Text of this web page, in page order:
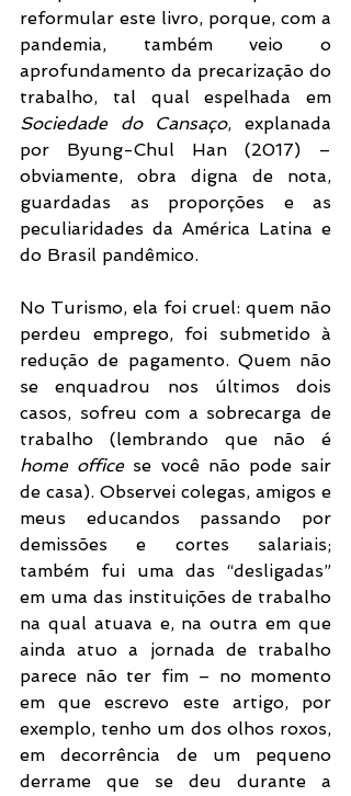
reformular este livro, porque, com a
pandemia, também veio o
aprofundamento da precarização do
Sociedade do Cansaço, explanada
por Byung-Chul Han (2017) –
obviamente, obra digna de nota,
guardadas as proporções e as
peculiaridades da América Latina e
do Brasil pandêmico.
No Turismo, ela foi cruel: quem não
perdeu emprego, foi submetido à
redução de pagamento. Quem não
se enquadrou nos últimos dois
casos, sofreu com a sobrecarga de
home office se você não pode sair
de casa). Observei colegas, amigos e
meus educandos passando por
demissões e cortes salariais;
também fui uma das “desligadas”
em uma das instituições de trabalho
na qual atuava e, na outra em que
ainda atuo a jornada de trabalho
parece não ter fim – no momento
em que escrevo este artigo, por
exemplo, tenho um dos olhos roxos,
em decorrência de um pequeno
derrame que se deu durante a